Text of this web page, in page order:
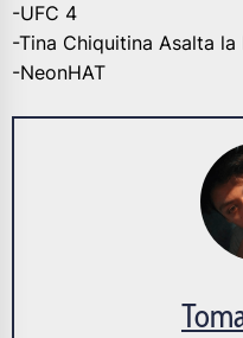
-UFC 4
-Tina Chiquitina Asalta
-NeonHAT